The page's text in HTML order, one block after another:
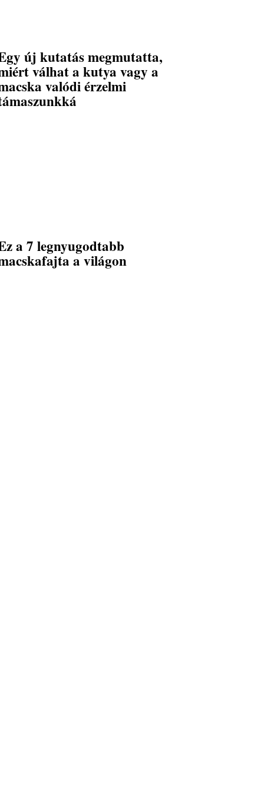
új kutatás megmutatta,
válhat a kutya vagy a
valódi érzelmi
a 7 legnyugodtabb
a világon